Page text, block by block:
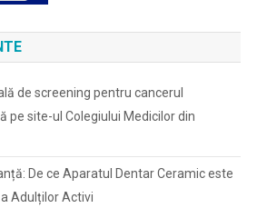
de screening pentru cancerul
pe site-ul Colegiului Medicilor din
De ce Aparatul Dentar Ceramic este
Adulților Activi